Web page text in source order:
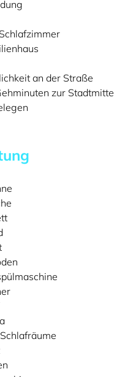
an der Straße
zur Stadtmitte